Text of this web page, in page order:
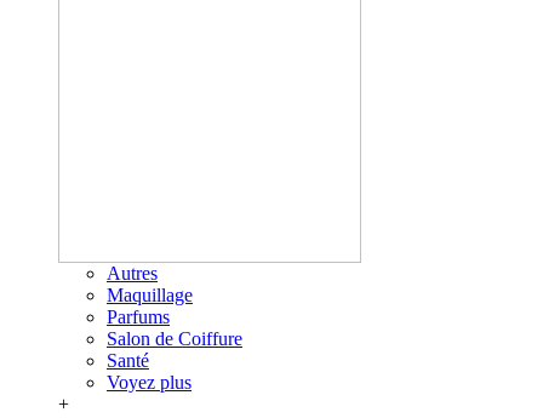
Autres
Maquillage
Parfums
Salon de Coiffure
Santé
Voyez plus
+